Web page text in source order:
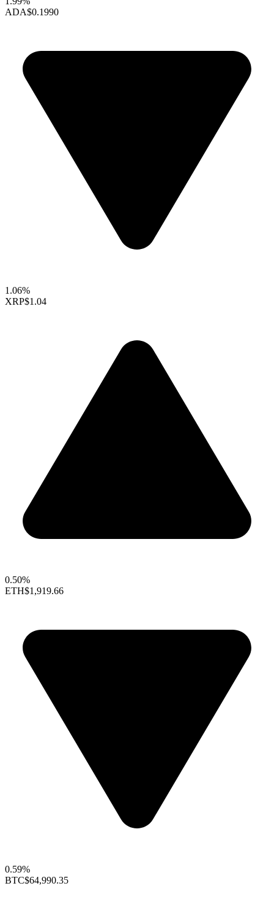
ADA$0.1990
1.06%
XRP$1.04
0.50%
ETH$1,919.66
0.59%
BTC$64,990.35